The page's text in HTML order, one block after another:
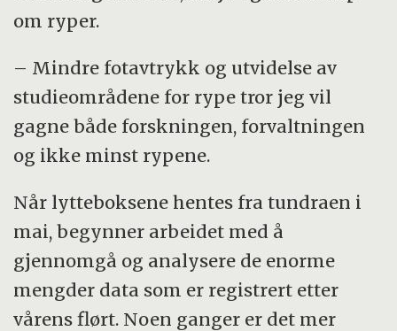
om ryper.
– Mindre fotavtrykk og utvidelse av
studieområdene for rype tror jeg vil
gagne både forskningen, forvaltningen
og ikke minst rypene.
Når lytteboksene hentes fra tundraen i
mai, begynner arbeidet med å
gjennomgå og analysere de enorme
mengder data som er registrert etter
vårens flørt. Noen ganger er det mer